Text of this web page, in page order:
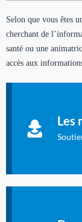
Selon que vous êtes
cherchant de
santé ou une
accès aux
Les
à allaiter et
concernent